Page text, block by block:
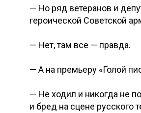
— Но ряд ветеранов и
героической Советской
— Нет, там все — правда.
— А на премьеру «Голой
— Не ходил и никогда не
и бред на сцене русского